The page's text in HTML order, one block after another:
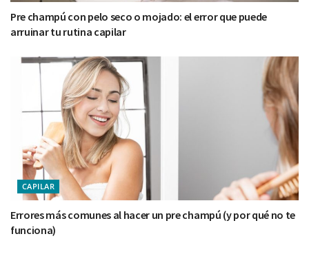
Pre champú con pelo seco o mojado: el error que puede
arruinar tu rutina capilar
CAPILAR
Errores más comunes al hacer un pre champú (y por qué no te
funciona)